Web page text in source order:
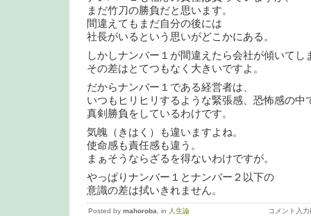
まだ竹刀の勝負だと思います。
間違えてもまだ自分の後には
社長がいるという思いがどこかにある。
しかしナンバー１が間違えたら会社が傾いてし
その差はとてつもなく大きいですよ。
だからナンバー１である経営者は、
いつもヒリヒリするような緊張感、恐怖感の中
真剣勝負をしているわけです。
気魄（きはく）も違いますよね。
使命感も責任感も違う。
まぁそうならざるを得ないわけですが。
やっぱりナンバー１とナンバー２以下の
意識の差は拭いきれません。
Posted by mahoroba , in 人生論 コメント入力